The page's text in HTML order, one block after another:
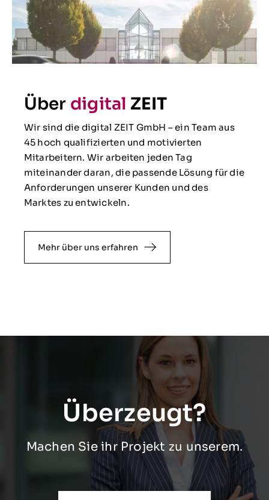
Über digital ZEIT
Wir sind die digital ZEIT GmbH – ein Team aus
45 hoch qualifizierten und motivierten
Mitarbeitern. Wir arbeiten jeden Tag
miteinander daran, die passende Lösung für die
Anforderungen unserer Kunden und des
Marktes zu entwickeln.
Mehr über uns erfahren
Überzeugt?
Machen Sie ihr Projekt zu unserem.